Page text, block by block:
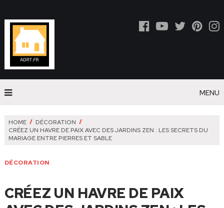
MENU
HOME
DÉCORATION
CRÉEZ UN HAVRE DE PAIX AVEC DES JARDINS ZEN : LES SECRETS DU
MARIAGE ENTRE PIERRES ET SABLE
DÉCORATION
CRÉEZ UN HAVRE DE PAIX